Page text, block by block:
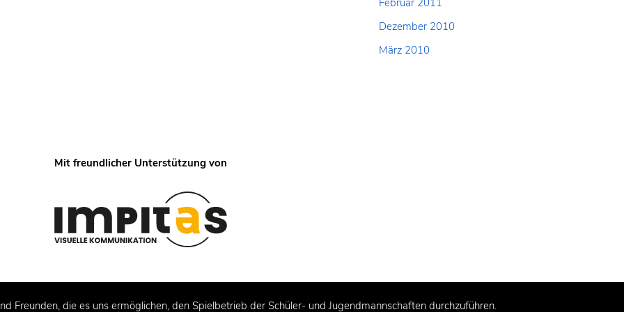
Februar 2011
Dezember 2010
März 2010
Mit freundlicher Unterstützung von
Freunden, die es uns ermöglichen, den Spielbetrieb der Schüler- und Jugendmannschaften durchzuführen.